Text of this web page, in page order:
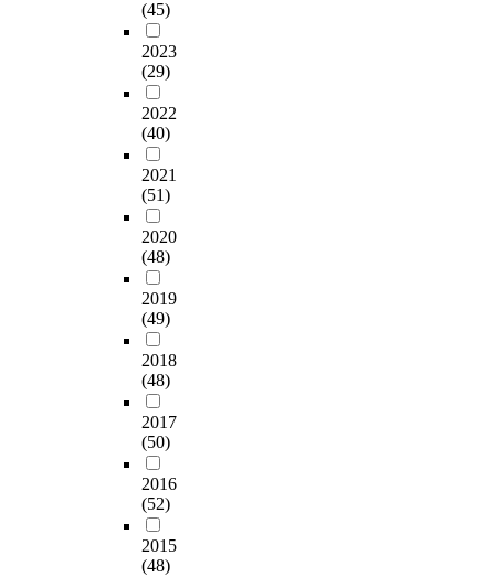
(45)
2023
(29)
2022
(40)
2021
(51)
2020
(48)
2019
(49)
2018
(48)
2017
(50)
2016
(52)
2015
(48)